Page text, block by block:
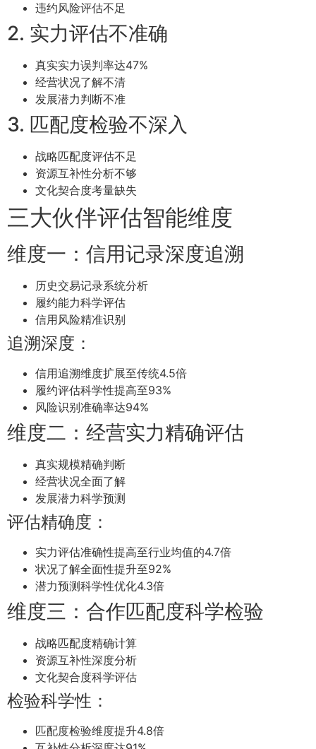
违约风险评估不足
2. 实力评估不准确
真实实力误判率达47%
经营状况了解不清
发展潜力判断不准
3. 匹配度检验不深入
战略匹配度评估不足
资源互补性分析不够
文化契合度考量缺失
三大伙伴评估智能维度
维度一：信用记录深度追溯
历史交易记录系统分析
履约能力科学评估
信用风险精准识别
追溯深度：
信用追溯维度扩展至传统4.5倍
履约评估科学性提高至93%
风险识别准确率达94%
维度二：经营实力精确评估
真实规模精确判断
经营状况全面了解
发展潜力科学预测
评估精确度：
实力评估准确性提高至行业均值的4.7倍
状况了解全面性提升至92%
潜力预测科学性优化4.3倍
维度三：合作匹配度科学检验
战略匹配度精确计算
资源互补性深度分析
文化契合度科学评估
检验科学性：
匹配度检验维度提升4.8倍